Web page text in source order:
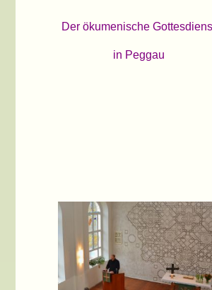
Der ökumenische
in Peggau